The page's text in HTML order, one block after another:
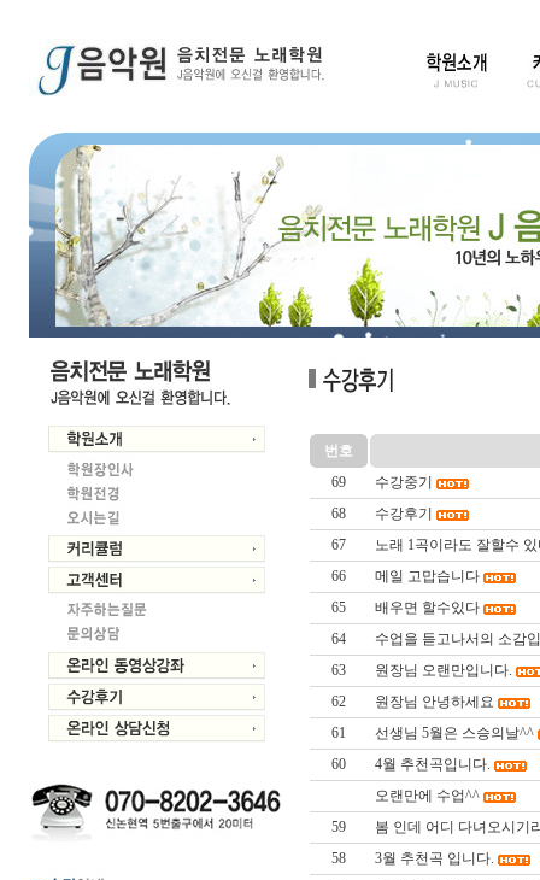
번호
69
수강중기
68
수강후기
67
노래 1곡이라도 잘할수
66
메일 고맙습니다
65
배우면 할수있다
64
수업을 듣고나서의 소감
63
원장님 오랜만입니다.
62
원장님 안녕하세요
61
선생님 5월은 스승의날^^
60
4월 추천곡입니다.
오랜만에 수업^^
59
봄 인데 어디 다녀오시기
58
3월 추천곡 입니다.